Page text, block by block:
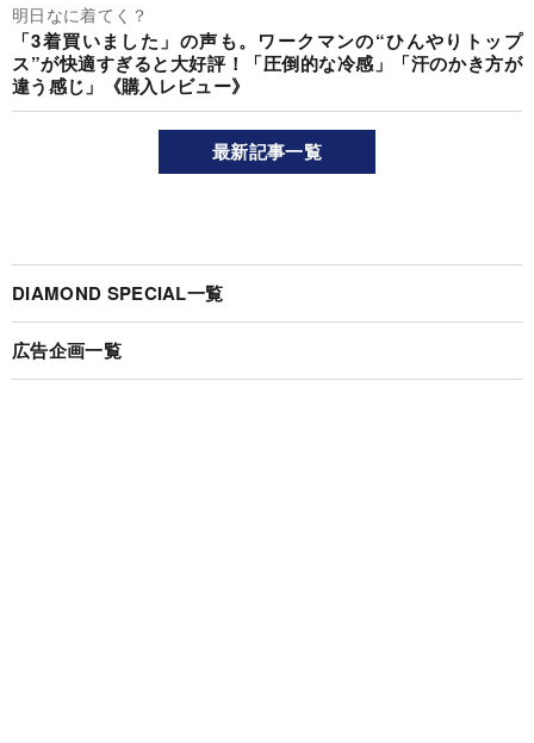
明日なに着てく？
「3着買いました」の声も。ワークマンの“ひんやりトップ
ス”が快適すぎると大好評！「圧倒的な冷感」「汗のかき方が
違う感じ」《購入レビュー》
最新記事一覧
DIAMOND SPECIAL一覧
広告企画一覧